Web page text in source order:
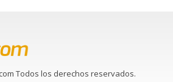
Todos los derechos reservados.